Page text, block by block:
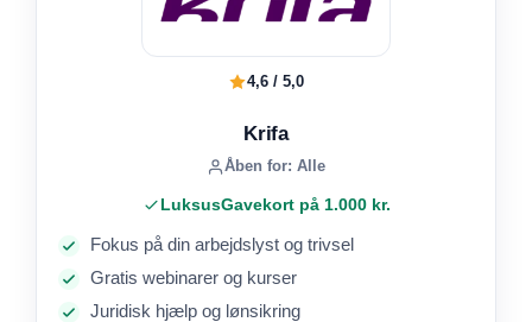
4,6 / 5,0
Krifa
Åben for: Alle
LuksusGavekort på 1.000 kr.
Fokus på din arbejdslyst og trivsel
Gratis webinarer og kurser
Juridisk hjælp og lønsikring